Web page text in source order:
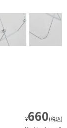
¥660(税込)